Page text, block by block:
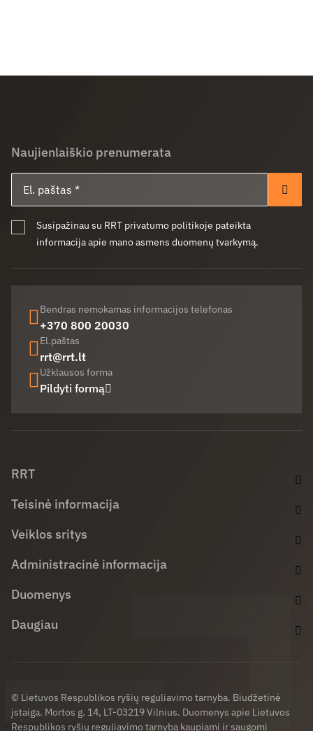
Naujienlaiškio prenumerata
Susipažinau su RRT privatumo politikoje pateikta
informacija apie mano asmens duomenų tvarkymą.
Bendras nemokamas informacijos telefonas
+370 800 20030
El.paštas
rrt@rrt.lt
Užklausos forma
Pildyti formą
RRT
Teisinė informacija
Veiklos sritys
Administracinė informacija
Duomenys
Daugiau
© Lietuvos Respublikos ryšių reguliavimo tarnyba. Biudžetinė
įstaiga. Mortos g. 14, LT-03219 Vilnius. Duomenys apie Lietuvos
Respublikos ryšių reguliavimo tarnybą kaupiami ir saugomi